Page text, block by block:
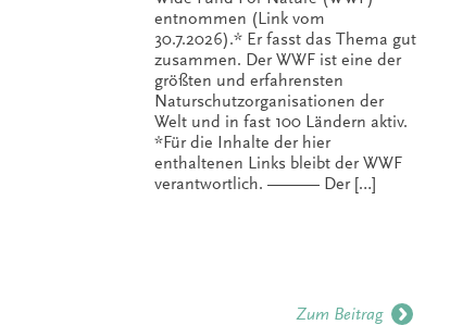
entnommen (Link vom
30.7.2026).* Er fasst das Thema gut
zusammen. Der WWF ist eine der
größten und erfahrensten
Naturschutzorganisationen der
Welt und in fast 100 Ländern aktiv.
*Für die Inhalte der hier
enthaltenen Links bleibt der WWF
verantwortlich. ——— Der […]
Zum Beitrag